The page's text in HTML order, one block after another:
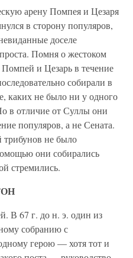
арену Помпея и Цезаря
в сторону популяров,
доселе
Помня о жестоком
и Цезарь в течение
собирали в
каких не было ни у одного
в отличие от Суллы они
популяров, а не Сената.
трибунов не было
они собирались
стремились.
В 67 г. до н. э. один из
собранию с
герою — хотя тот и